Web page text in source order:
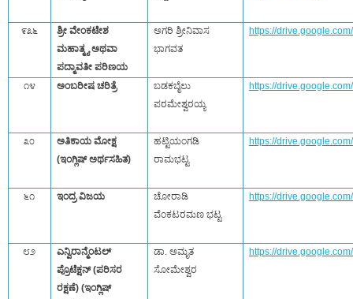
೯೩೬
ಶ್ರೀ ವೇಂಕಟೇಶ
ಮಹಾತ್ಮ್ಯ ಅಥವಾ
ಪದ್ಮಾವತೀ ಪರಿಣಯ
ಅಗರಿ ಶ್ರೀನಿವಾಸ
ಭಾಗವತ
https://
೧೪ ಅಂಬರೀಷ ಚರಿತ್ರೆ
ಬಡಕಬೈಲು
ಪರಮೇಶ್ವರಯ್ಯ
https://
೩೦
ಅತಿಕಾಯ ಮೋಕ್ಷ
(ಇಂಗ್ಲಿಷ್‌ ಅರ್ಥಸಹಿತ)
ಹಟ್ಟಿಯಂಗಡಿ
ರಾಮಭಟ್ಟ
https://
೬೧ ಇಂದ್ರ ವಿಜಯ
ಚೋರಾಡಿ
ವೆಂಕಟರಮಣ ಭಟ್ಟ
https://
೮೨
ಎನ್ವಿರಾನ್ಮೆಂಟಲ್‌
ಪ್ರೊಟೆಕ್ಷನ್‌ (ಪರಿಸರ
ರಕ್ಷಣೆ) (ಇಂಗ್ಲಿಷ್‌
ಡಾ. ಅಮೃತ
ಸೋಮೇಶ್ವರ
https://